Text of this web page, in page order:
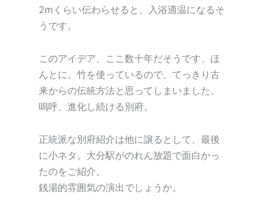
2mくらい伝わらせると、入浴適温になるそ
うです。
このアイデア、ここ数十年だそうです、ほ
んとに。竹を使っているので、てっきり古
来からの伝統方法と思ってしまいました。
嗚呼、進化し続ける別府。
正統派な別府紹介は他に譲るとして、最後
に小ネタ。大分駅がのれん放題で面白かっ
たのをご紹介。
銭湯的雰囲気の演出でしょうか。